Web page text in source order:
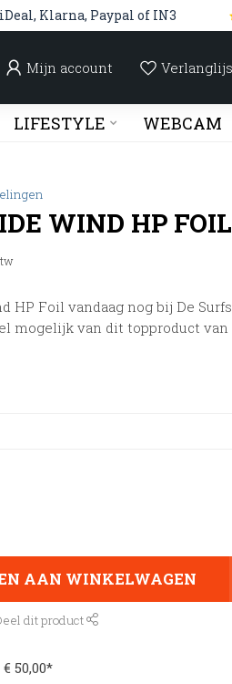
iDeal, Klarna, Paypal of IN3
Mijn account
LIFESTYLE WEBCAM
WIND HP FOIL
HP Foil vandaag nog bij De
mogelijk van dit topproduct van
AAN WINKELWAGEN
dit product
50,00*